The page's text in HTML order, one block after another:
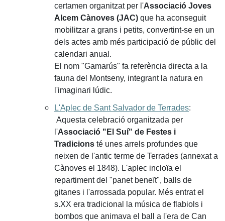
certamen organitzat per l'Associació Joves
Alcem Cànoves (JAC) que ha aconseguit
mobilitzar a grans i petits, convertint-se en un
dels actes amb més participació de públic del
calendari anual.
El nom "Gamarús" fa referència directa a la
fauna del Montseny, integrant la natura en
l'imaginari lúdic.
L'Aplec de Sant Salvador de Terrades:
Aquesta celebració organitzada per
l'Associació "El Suí" de Festes i
Tradicions té unes arrels profundes que
neixen de l'antic terme de Terrades (annexat a
Cànoves el 1848). L'aplec incloïa el
repartiment del "panet beneït", balls de
gitanes i l'arrossada popular. Més entrat el
s.XX era tradicional la música de flabiols i
bombos que animava el ball a l'era de Can